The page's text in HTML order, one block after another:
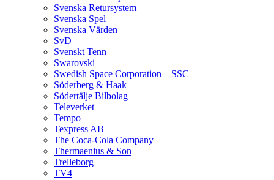
Svenska Retursystem
Svenska Spel
Svenska Värden
SvD
Svenskt Tenn
Swarovski
Swedish Space Corporation – SSC
Söderberg & Haak
Södertälje Bilbolag
Televerket
Tempo
Texpress AB
The Coca-Cola Company
Thermaenius & Son
Trelleborg
TV4